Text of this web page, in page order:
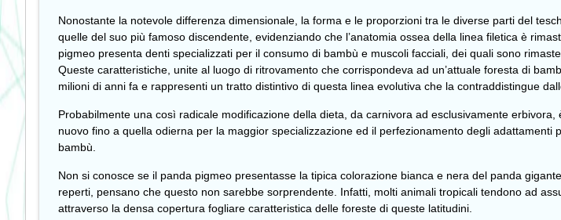
Nonostante la notevole differenza dimensionale, la forma e le proporzioni tra le diverse parti del
quelle del suo più famoso discendente, evidenziando che l’anatomia ossea della linea filetica è
pigmeo presenta denti specializzati per il consumo di bambù e muscoli facciali, dei quali sono
Queste caratteristiche, unite al luogo di ritrovamento che corrispondeva ad un’attuale foresta di
milioni di anni fa e rappresenti un tratto distintivo di questa linea evolutiva che la contraddistingue
Probabilmente una così radicale modificazione della dieta, da carnivora ad esclusivamente
nuovo fino a quella odierna per la maggior specializzazione ed il perfezionamento degli
bambù.
Non si conosce se il panda pigmeo presentasse la tipica colorazione bianca e nera del panda
reperti, pensano che questo non sarebbe sorprendente. Infatti, molti animali tropicali tendono ad
attraverso la densa copertura fogliare caratteristica delle foreste di queste latitudini.